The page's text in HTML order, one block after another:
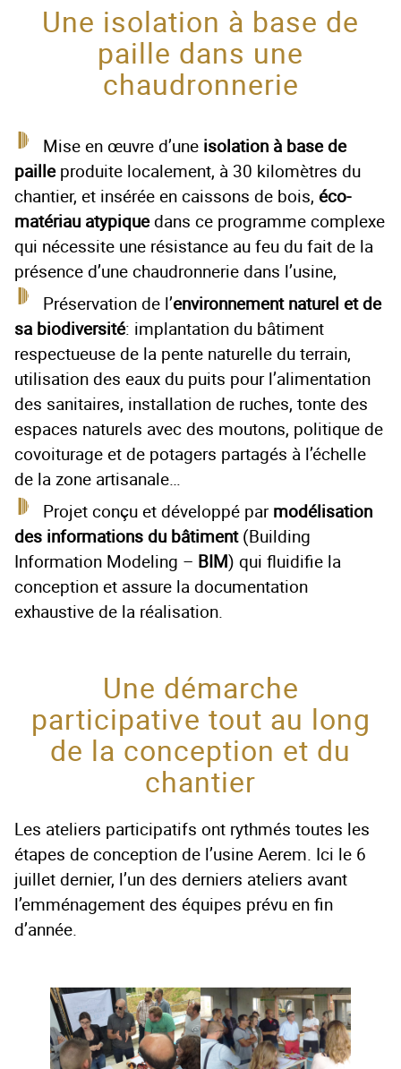
Une isolation à base de
paille dans une
chaudronnerie
Mise en œuvre d’une isolation à base de
pailleproduite localement, à 30 kilomètres du
chantier, et insérée en caissons de bois, éco-
matériau atypiquedans ce programme complexe
qui nécessite une résistance au feu du fait de la
présence d’une chaudronnerie dans l’usine,
Préservation de l’environnement naturel et de
sa biodiversité: implantation du bâtiment
respectueuse de la pente naturelle du terrain,
utilisation des eaux du puits pour l’alimentation
des sanitaires, installation de ruches, tonte des
espaces naturels avec des moutons, politique de
covoiturage et de potagers partagés à l’échelle
de la zone artisanale…
Projet conçu et développé parmodélisation
des informations du bâtiment(Building
Information Modeling – BIM) qui fluidifie la
conception et assure la documentation
exhaustive de la réalisation.
Une démarche
participative tout au long
de la conception et du
chantier
Les ateliers participatifs ont rythmés toutes les
étapes de conception de l’usine Aerem. Ici le 6
juillet dernier, l’un des derniers ateliers avant
l’emménagement des équipes prévu en fin
d’année.